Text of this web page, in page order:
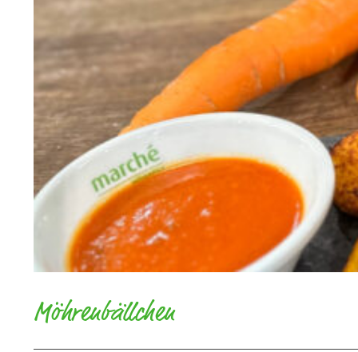
Möhrenbällchen